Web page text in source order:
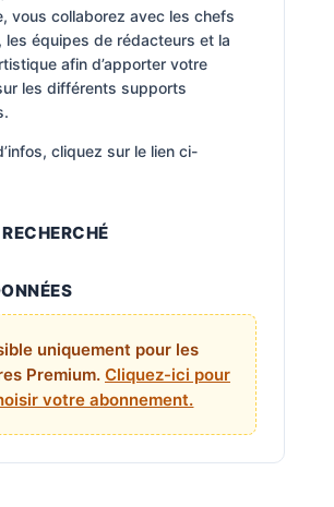
vous collaborez avec les chefs
les équipes de rédacteurs et la
afin d’apporter votre
les différents supports
cliquez sur le lien ci-
uniquement pour les
Premium. Cliquez-ici pour
votre abonnement.